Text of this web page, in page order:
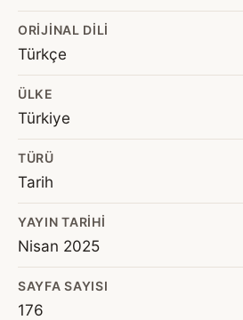
ORIJINAL DILI
Türkçe
ÜLKE
Türkiye
TÜRÜ
Tarih
YAYIN TARIHI
Nisan 2025
SAYFA SAYISI
176